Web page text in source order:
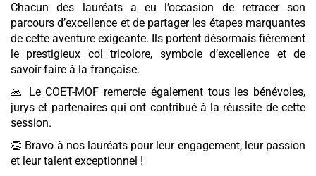
Chacun des lauréats a eu l’occasion de retracer son
parcours d’excellence et de partager les étapes marquantes
de cette aventure exigeante. Ils portent désormais fièrement
le prestigieux col tricolore, symbole d’excellence et de
savoir-faire à la française.
🙏 Le COET-MOF remercie également tous les bénévoles,
jurys et partenaires qui ont contribué à la réussite de cette
session.
👏 Bravo à nos lauréats pour leur engagement, leur passion
et leur talent exceptionnel !